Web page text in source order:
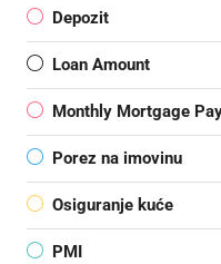
Depozit
Loan Amount
Monthly Mortgage
Porez na imovinu
Osiguranje kuće
PMI